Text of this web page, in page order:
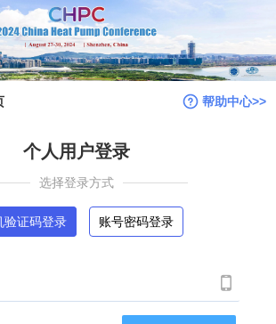
帮助中心>>
个人用户登录
选择登录方式
验证码登录 账号密码登录
